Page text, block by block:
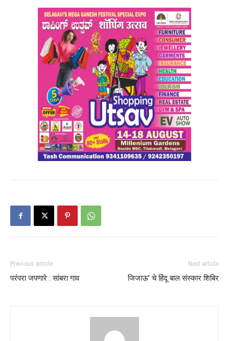
Previous article
परंपरा जपणारे : सांबरा गाव
Next article
जिजाऊ’ चे हिंदू बाल संस्कार शिबिर